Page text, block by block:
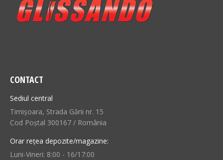
CONTACT
Sediul central
Timișoara, Strada Gării nr. 15
Cod Poștal 300167 / România
Orar rețea depozite/magazine:
Luni-Vineri: 8:00 - 16/17:00